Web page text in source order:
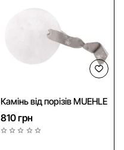
Камінь від порізів MUEHLE
810 грн